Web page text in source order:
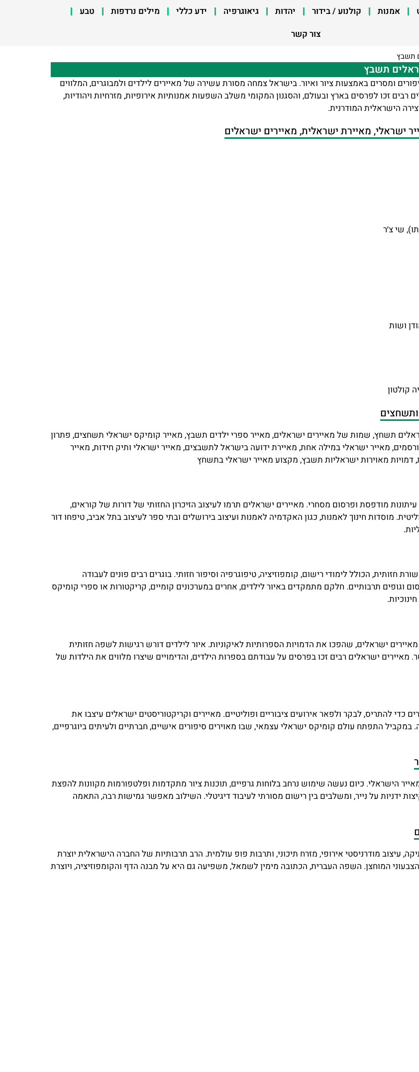
אמנות קולנוע / בידור יהדות גיאוגרפיה ידע כללי מילים נרדפות
טבע
צור קשר
תשבץ
תשבץ
ומסרים באמצעות ציור ואיור. בישראל צמחה מסורת עשירה של מאיירים לילדים ולמבוגרים, המלווים
רבים זכו לפרסים בארץ ובעולם, והסגנון המקומי משלב השפעות אמנותיות אירופיות, מזרחיות ויהודיות,
הישראלית המודרנית.
ישראלי, מאיירת ישראלית, מאיירים ישראלים
שי צ׳ר
ושות
קולטון
ותשחצים
תשחץ, שמות של מאיירים ישראלים, מאייר ספרי ילדים תשבץ, מאייר קומיקס ישראלי תשחצים, פתרון
מאייר ישראלי במילה אחת, מאיירת ידועה בישראל לתשבצים, מאייר ישראלי ותיק חידות, מאייר
מאוירות ישראליות תשבץ, מקצוע מאייר ישראלי בתשחץ
מודפסת ופרסום מסחרי. מאיירים ישראלים תרמו לעיצוב הזיכרון החזותי של דורות של קוראים,
מוסדות חינוך לאמנות, כגון האקדמיה לאמנות ועיצוב בירושלים ובתי ספר לעיצוב בתל אביב, טיפחו דור
חזותית, הכולל לימודי רישום, קומפוזיציה, טיפוגרפיה וסיפור חזותי. בוגרים רבים פונים לעבודה
וגופים תרבותיים. חלקם מתמקדים באיור לילדים, אחרים במערכונים קומיים, קריקטורות או ספרי קומיקס
ישראלים, שהפכו את הדמויות הספרותיות לאיקוניות. איור לילדים דורש רגישות לשפה חזותית
מאיירים ישראלים רבים זכו בפרסים על עבודתם בספרות הילדים, והדימויים שיצרו מלווים את הילדות של
כדי להתריס, לבקר ולפאר אירועים ציבוריים ופוליטיים. מאיירים וקריקטוריסטים ישראלים עיצבו את
במקביל התפתח עולם קומיקס ישראלי עצמאי, שבו מאוירים סיפורים אישיים, חברתיים ולעיתים ביוגרפיים,
הישראלי. כיום נעשה שימוש נרחב בלוחות גרפיים, תוכנות ציור מתקדמות ופלטפורמות מקוונות להפצת
ידניות על נייר, ומשלבים בין רישום מסורתי לעיבוד דיגיטלי. השילוב מאפשר גמישות רבה, התאמה
עיצוב מודרניסטי אירופי, מזרח תיכוני, ותרבות פופ עולמית. הרב תרבותיות של החברה הישראלית יוצרת
המוחצן. השפה העברית, הכתובה מימין לשמאל, משפיעה גם היא על מבנה הדף והקומפוזיציה, ויוצרת